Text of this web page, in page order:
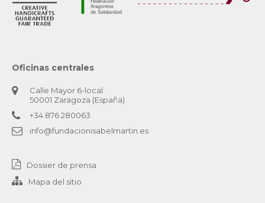
Oficinas centrales
Calle Mayor 6-local.
50001 Zaragoza (España)
+34 876 280063
info@fundacionisabelmartin.es
Dossier de prensa
Mapa del sitio